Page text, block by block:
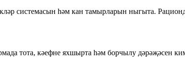
системасын һәм кан тамырларын ныгыта.
тота, кәефне яхшырта һәм борчылу дәрәҗәсен